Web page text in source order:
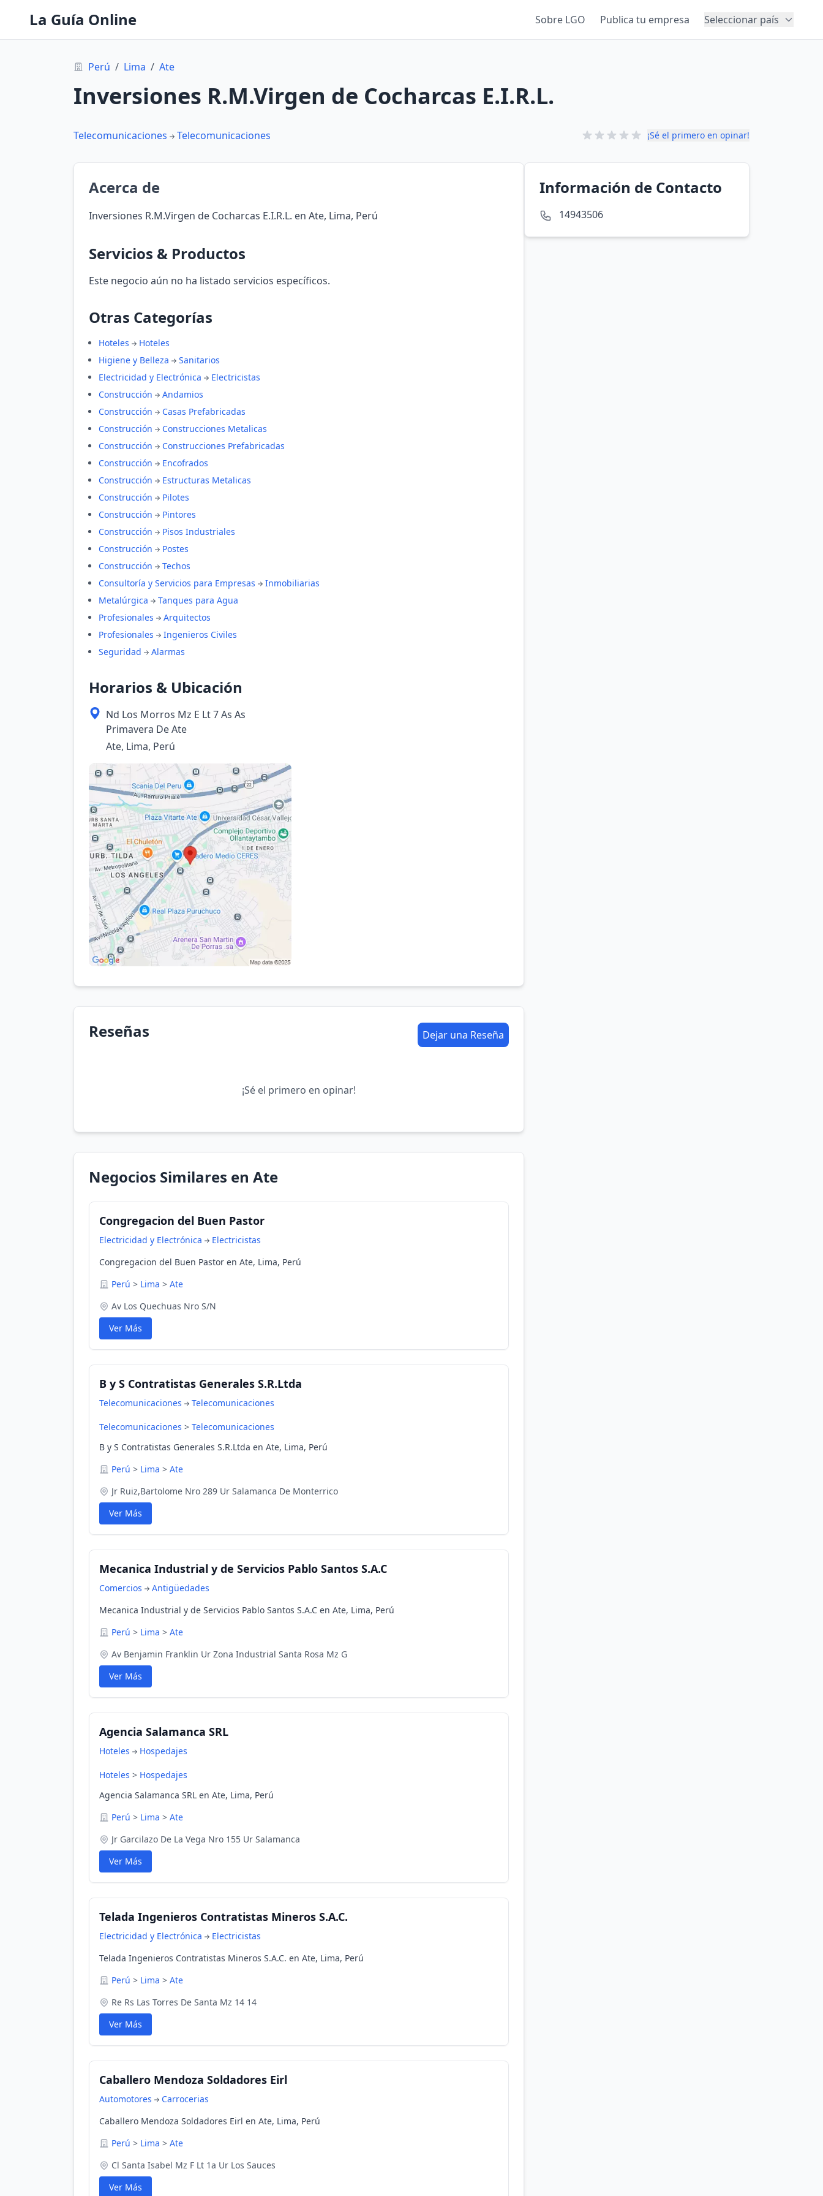
La Guía Online Sobre LGO Publica tu empresa Seleccionar país
Perú / Lima / Ate
Inversiones R.M.Virgen de Cocharcas E.I.R.L.
Telecomunicaciones Telecomunicaciones ¡Sé el primero en opinar!
Acerca de
Inversiones R.M.Virgen de Cocharcas E.I.R.L. en Ate, Lima, Perú
Servicios & Productos
Este negocio aún no ha listado servicios específicos.
Otras Categorías
Hoteles
Hoteles
Higiene y Belleza
Sanitarios
Electricidad y Electrónica
Electricistas
Construcción
Andamios
Construcción
Casas Prefabricadas
Construcción
Construcciones Metalicas
Construcción
Construcciones Prefabricadas
Construcción
Encofrados
Construcción
Estructuras Metalicas
Construcción
Pilotes
Construcción
Pintores
Construcción
Pisos Industriales
Construcción
Postes
Construcción
Techos
Consultoría y Servicios para Empresas
Inmobiliarias
Metalúrgica
Tanques para Agua
Profesionales
Arquitectos
Profesionales
Ingenieros Civiles
Seguridad
Alarmas
Horarios & Ubicación
Nd Los Morros Mz E Lt 7 As As
Primavera De Ate
Ate, Lima, Perú
Reseñas Dejar una Reseña
¡Sé el primero en opinar!
Negocios Similares en Ate
Congregacion del Buen Pastor
Electricidad y Electrónica
Electricistas
Congregacion del Buen Pastor en Ate, Lima, Perú
Perú > Lima > Ate
Av Los Quechuas Nro S/N
Ver Más
B y S Contratistas Generales S.R.Ltda
Telecomunicaciones Telecomunicaciones
Telecomunicaciones > Telecomunicaciones
B y S Contratistas Generales S.R.Ltda en Ate, Lima, Perú
Perú > Lima > Ate
Jr Ruiz,Bartolome Nro 289 Ur Salamanca De Monterrico
Ver Más
Mecanica Industrial y de Servicios Pablo Santos S.A.C
Comercios
Antigüedades
Mecanica Industrial y de Servicios Pablo Santos S.A.C en Ate, Lima, Perú
Perú > Lima > Ate
Av Benjamin Franklin Ur Zona Industrial Santa Rosa Mz G
Ver Más
Agencia Salamanca SRL
Hoteles Hospedajes
Hoteles > Hospedajes
Agencia Salamanca SRL en Ate, Lima, Perú
Perú > Lima > Ate
Jr Garcilazo De La Vega Nro 155 Ur Salamanca
Ver Más
Telada Ingenieros Contratistas Mineros S.A.C.
Electricidad y Electrónica
Electricistas
Telada Ingenieros Contratistas Mineros S.A.C. en Ate, Lima, Perú
Perú > Lima > Ate
Re Rs Las Torres De Santa Mz 14 14
Ver Más
Caballero Mendoza Soldadores Eirl
Automotores
Carrocerias
Caballero Mendoza Soldadores Eirl en Ate, Lima, Perú
Perú > Lima > Ate
Cl Santa Isabel Mz F Lt 1a Ur Los Sauces
Ver Más
Información de Contacto
14943506